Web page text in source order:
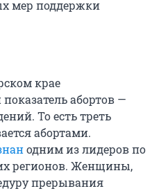
мер поддержки
крае
абортов —
То есть треть
абортами.
одним из лидеров по
регионов. Женщины,
прерывания